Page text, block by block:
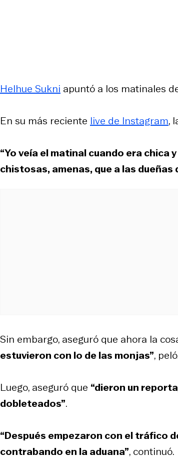
Helhue Sukni apuntó a los matinales
En su más reciente live de Instagram,
“Yo veía el matinal cuando era
chistosas, amenas, que a las
Sin embargo, aseguró que ahora la
estuvieron con lo de las monjas”,
Luego, aseguró que “dieron un
dobleteados”.
“Después empezaron con el tráfico
contrabando en la aduana”, continuó.